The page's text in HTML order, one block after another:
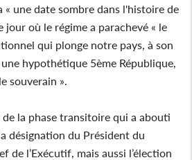
« une date sombre dans l'histoire de
jour où le régime a parachevé « le
qui plonge notre pays, à son
hypothétique 5ème République,
souverain ».
de la phase transitoire qui a abouti
désignation du Président du
de l’Exécutif, mais aussi l’élection